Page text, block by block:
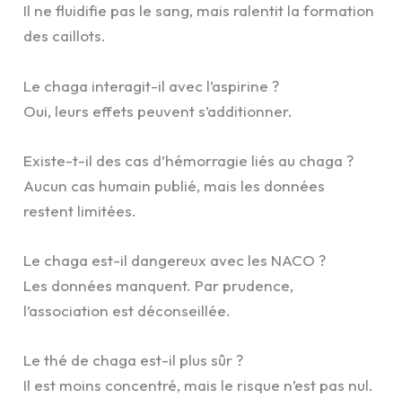
Il ne fluidifie pas le sang, mais ralentit la formation
des caillots.
Le chaga interagit-il avec l’aspirine ?
Oui, leurs effets peuvent s’additionner.
Existe-t-il des cas d’hémorragie liés au chaga ?
Aucun cas humain publié, mais les données
restent limitées.
Le chaga est-il dangereux avec les NACO ?
Les données manquent. Par prudence,
l’association est déconseillée.
Le thé de chaga est-il plus sûr ?
Il est moins concentré, mais le risque n’est pas nul.